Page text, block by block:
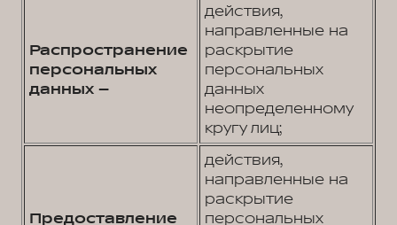
Распространение
персональных
данных –
действия,
направленные на
раскрытие
персональных
данных
неопределенному
кругу лиц;
Предоставление
действия,
направленные на
раскрытие
персональных